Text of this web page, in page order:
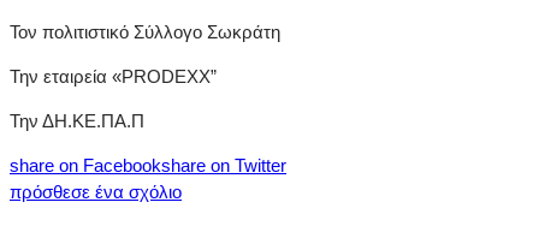
Τον πολιτιστικό Σύλλογο Σωκράτη
Την εταιρεία «PRODEXX”
Την ΔΗ.ΚΕ.ΠΑ.Π
share on Facebookshare on Twitter
πρόσθεσε ένα σχόλιο